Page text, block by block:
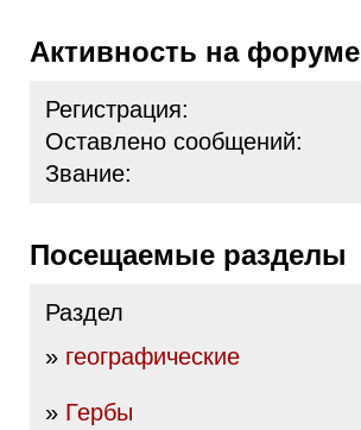
Активность на форуме
Регистрация:
Оставлено сообщений:
Звание:
Посещаемые разделы
Раздел
» географические
» Гербы